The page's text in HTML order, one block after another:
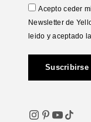
Acepto ceder
Newsletter de
leido y aceptado la
Suscribirse